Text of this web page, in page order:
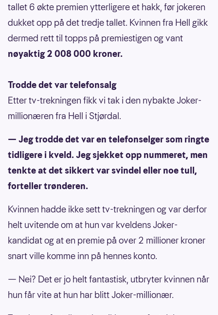
tallet 6 økte premien ytterligere et hakk, før jokeren
dukket opp på det tredje tallet. Kvinnen fra Hell gikk
dermed rett til topps på premiestigen og vant
nøyaktig 2 008 000 kroner.
Trodde det var telefonsalg
Etter tv-trekningen fikk vi tak i den nybakte Joker-
millionæren fra Hell i Stjørdal.
— Jeg trodde det var en telefonselger som ringte
tidligere i kveld. Jeg sjekket opp nummeret, men
tenkte at det sikkert var svindel eller noe tull,
forteller trønderen.
Kvinnen hadde ikke sett tv-trekningen og var derfor
helt uvitende om at hun var kveldens Joker-
kandidat og at en premie på over 2 millioner kroner
snart ville komme inn på hennes konto.
— Nei? Det er jo helt fantastisk, utbryter kvinnen når
hun får vite at hun har blitt Joker-millionær.